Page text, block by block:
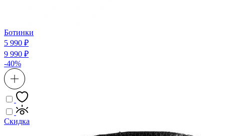
Ботинки
5 990 ₽
9 990 ₽
-40%
Скидка